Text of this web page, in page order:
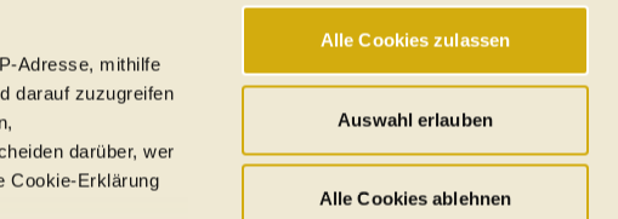
Adresse, mithilfe
darauf zuzugreifen
darüber, wer
Cookie-Erklärung
Alle Cookies zulassen
Auswahl erlauben
Alle Cookies ablehnen
Mehr anzeigen